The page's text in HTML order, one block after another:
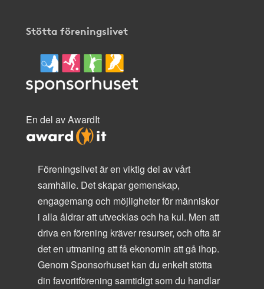
Stötta föreningslivet
En del av AwardIt
Föreningslivet är en viktig del av vårt
samhälle. Det skapar gemenskap,
engagemang och möjligheter för människor
i alla åldrar att utvecklas och ha kul. Men att
driva en förening kräver resurser, och ofta är
det en utmaning att få ekonomin att gå ihop.
Genom Sponsorhuset kan du enkelt stötta
din favoritförening samtidigt som du handlar